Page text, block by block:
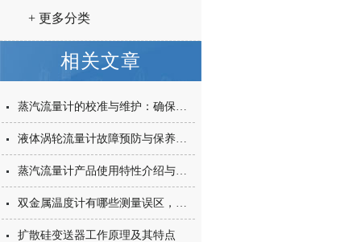
+ 更多分类
相关文章
蒸汽流量计的校准与维护：确保测量准确性的要点
液体涡轮流量计故障预防与保养措施详解
蒸汽流量计产品使用特性介绍与说明
双金属温度计有哪些测量误区，你都知道吗？
扩散硅变送器工作原理及其特点